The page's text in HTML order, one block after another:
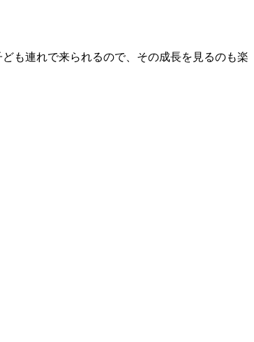
も連れで来られるので、その成長を見るのも楽